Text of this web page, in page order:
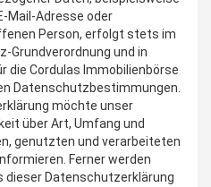
Mail-Adresse oder
Person, erfolgt stets im
Grundverordnung und in
die Cordulas Immobilienbörse
Datenschutzbestimmungen.
möchte unser
über Art, Umfang und
genutzten und verarbeiteten
Ferner werden
Datenschutzerklärung